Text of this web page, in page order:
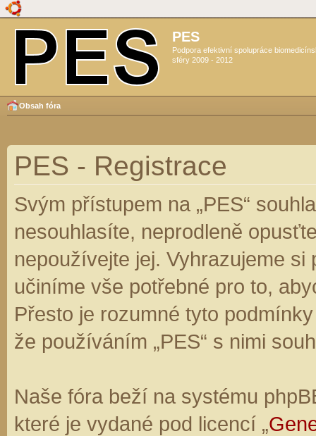
PES
Podpora efektivní spolupráce
sféry 2009 - 2012
Obsah fóra
PES - Registrace
Svým přístupem na „PES“
nesouhlasíte, neprodleně
nepoužívejte jej. Vyhrazujeme
učiníme vše potřebné pro to,
Přesto je rozumné tyto
že používáním „PES“ s nimi
Naše fóra beží na systému
které je vydané pod licencí „